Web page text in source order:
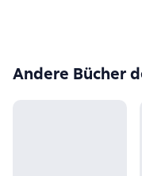
Andere Bücher